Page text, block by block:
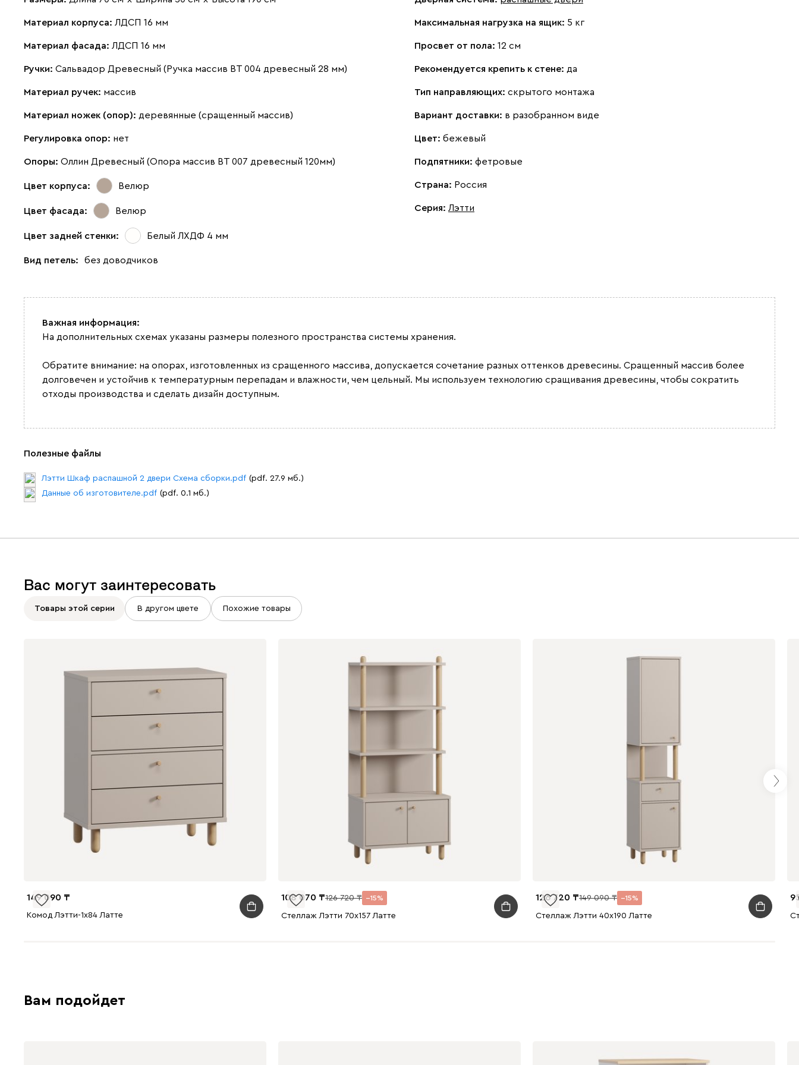
Материал корпуса: ЛДСП 16 мм
Материал фасада: ЛДСП 16 мм
Ручки: Сальвадор Древесный (Ручка массив ВТ 004 древесный 28 мм)
Материал ручек: массив
Материал ножек (опор): деревянные (сращенный массив)
Регулировка опор: нет
Опоры: Оллин Древесный (Опора массив ВТ 007 древесный 120мм)
Цвет корпуса: Велюр
Цвет фасада: Велюр
Цвет задней стенки: Белый ЛХДФ 4 мм
Вид петель: без доводчиков
Максимальная нагрузка на ящик: 5 кг
Просвет от пола: 12 см
Рекомендуется крепить к стене: да
Тип направляющих: скрытого монтажа
Вариант доставки: в разобранном виде
Цвет: бежевый
Подпятники: фетровые
Страна: Россия
Серия: Лэтти
Важная информация:
На дополнительных схемах указаны размеры полезного пространства системы хранения.
Обратите внимание: на опорах, изготовленных из сращенного массива, допускается сочетание разных оттенков древесины. Сращенный массив более
долговечен и устойчив к температурным перепадам и влажности, чем цельный. Мы используем технологию сращивания древесины, чтобы сократить
отходы производства и сделать дизайн доступным.
Полезные файлы
Лэтти Шкаф распашной 2 двери Схема сборки.pdf (pdf. 27.9 мб.)
Данные об изготовителе.pdf (pdf. 0.1 мб.)
Вас могут заинтересовать
Товары этой серии В другом цвете Похожие товары
149 090
Комод Лэтти-1x84 Латте
108 070 126 720 15
Стеллаж Лэтти 70x157 Латте
126 720 149 090 15
Стеллаж Лэтти 40x190 Латте
Вам подойдет